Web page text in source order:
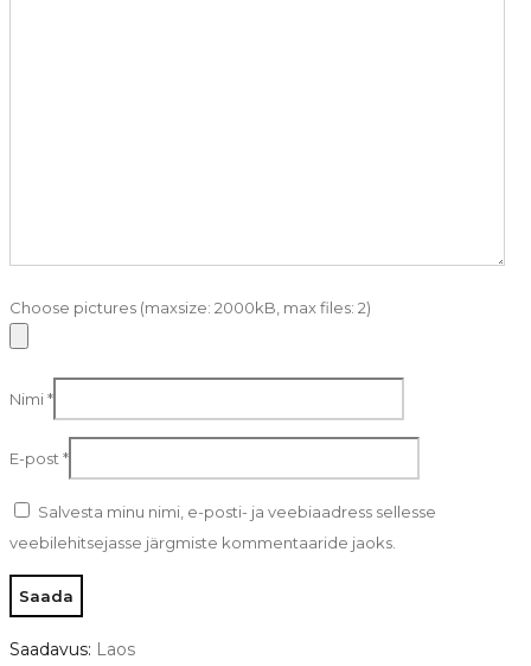
Choose pictures (maxsize: 2000kB, max files: 2)
Nimi*
E-post *
Salvesta minu nimi, e-posti- ja veebiaadress sellesse
veebilehitsejasse järgmiste kommentaaride jaoks.
Saadavus: Laos